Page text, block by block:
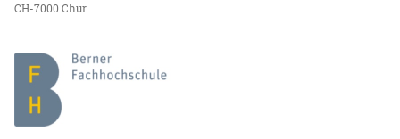
CH-7000 Chur